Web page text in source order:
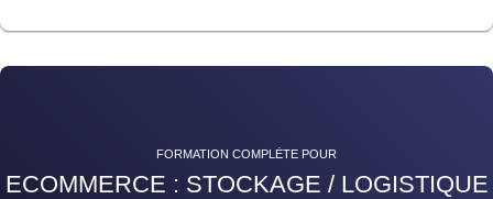
FORMATION COMPLÈTE POUR
ECOMMERCE : STOCKAGE / LOGISTIQUE